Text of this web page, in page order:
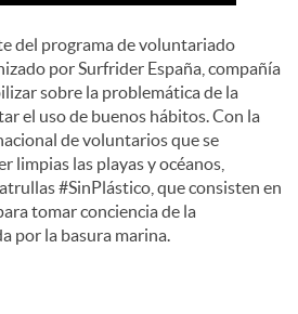
del programa de voluntariado
por Surfrider España, compañía
sobre la problemática de la
el uso de buenos hábitos. Con la
de voluntarios que se
limpias las playas y océanos,
#SinPlástico, que consisten en
tomar conciencia de la
por la basura marina.